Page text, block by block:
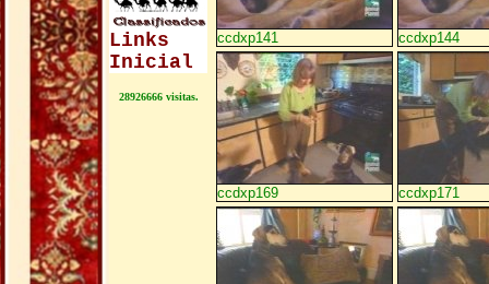
Links
Inicial
28926666 visitas.
ccdxp141 ccdxp144
ccdxp169 ccdxp171